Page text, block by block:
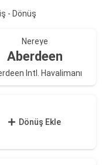
- Dönüş
Nereye
Aberdeen
Intl. Havalimanı
Dönüş Ekle